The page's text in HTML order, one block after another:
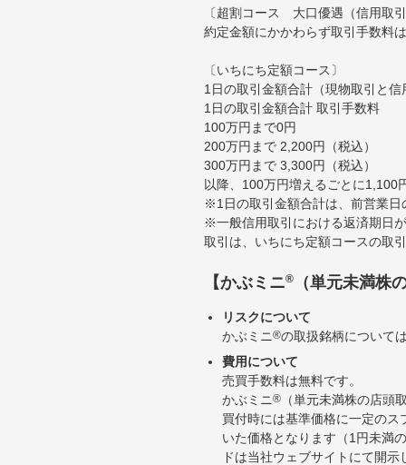
〔超割コース 大口優遇（信用取
約定金額にかかわらず取引手数料
〔いちにち定額コース〕
1日の取引金額合計（現物取引と
1日の取引金額合計 取引手数料
100万円まで0円
200万円まで 2,200円（税込）
300万円まで 3,300円（税込）
以降、100万円増えるごとに1,100
※1日の取引金額合計は、前営業日
※一般信用取引における返済期日
取引は、いちにち定額コースの取
【かぶミニ® （単元未満株
リスクについて
かぶミニ®の取扱銘柄について
費用について
売買手数料は無料です。
かぶミニ®
（単元未満株の店頭
買付時には基準価格に一定の
いた価格となります（1円未満
ドは当社ウェブサイトにて開